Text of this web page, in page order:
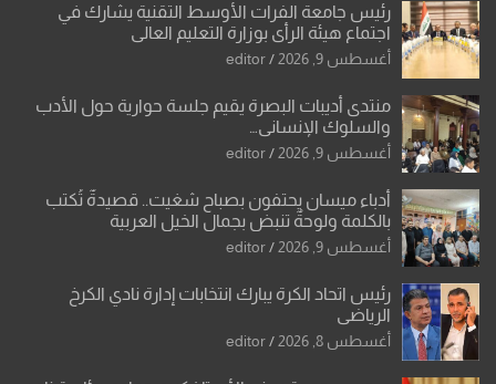
رئيس جامعة الفرات الأوسط التقنية يشارك في
اجتماع هيئة الرأي بوزارة التعليم العالي
أغسطس 9, 2026 editor
منتدى أديبات البصرة يقيم جلسة حوارية حول الأدب
والسلوك الإنساني…
أغسطس 9, 2026 editor
أدباء ميسان يحتفون بصباح شغيت.. قصيدةٌ تُكتب
بالكلمة ولوحةٌ تنبض بجمال الخيل العربية
أغسطس 9, 2026 editor
رئيس اتحاد الكرة يبارك انتخابات إدارة نادي الكرخ
الرياضي
أغسطس 8, 2026 editor